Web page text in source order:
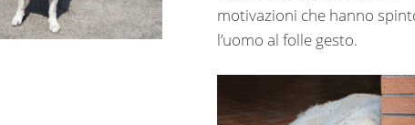
motivazioni che hanno
l’uomo al folle gesto.